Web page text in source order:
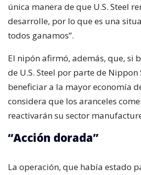
única manera de que U.S. Steel
desarrolle, por lo que es una
todos ganamos”.
El nipón afirmó, además, que, si
de U.S. Steel por parte de Nippon
beneficiar a la mayor economía
considera que los aranceles
reactivarán su sector
“Acción dorada”
La operación, que había estado